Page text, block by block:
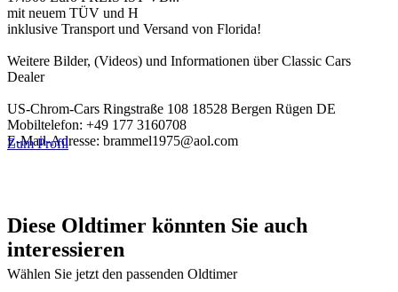
mit neuem TÜV und H
inklusive Transport und Versand von Florida!
Weitere Bilder, (Videos) und Informationen über Classic Cars
Dealer
US-Chrom-Cars Ringstraße 108 18528 Bergen Rügen DE
Mobiltelefon: +49 177 3160708
E-Mail-Adresse: brammel1975@aol.com
Zum Profil
Diese Oldtimer könnten Sie auch
interessieren
Wählen Sie jetzt den passenden Oldtimer